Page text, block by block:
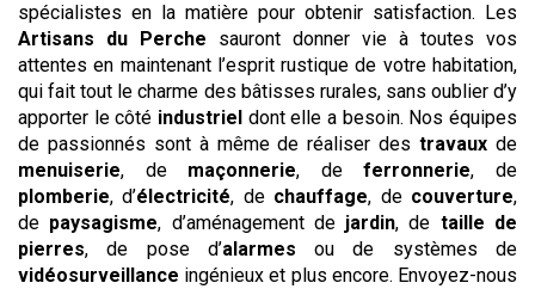
spécialistes en la matière pour obtenir satisfaction. Les
Artisans du Perche sauront donner vie à toutes vos
attentes en maintenant l’esprit rustique de votre habitation,
qui fait tout le charme des bâtisses rurales, sans oublier d’y
apporter le côté industriel dont elle a besoin. Nos équipes
de passionnés sont à même de réaliser destravaux de
menuiserie, de maçonnerie, deferronnerie, de
plomberie, d’électricité, de chauffage, de couverture,
de paysagisme, d’aménagement de jardin, de taille de
pierres, de pose d’alarmes ou de systèmes de
vidéosurveillance ingénieux et plus encore. Envoyez-nous